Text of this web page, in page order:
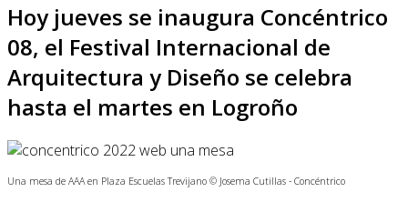
Hoy jueves se inaugura Concéntrico
08, el Festival Internacional de
Arquitectura y Diseño se celebra
hasta el martes en Logroño
Una mesa de AAA en Plaza Escuelas Trevijano © Josema Cutillas - Concéntrico